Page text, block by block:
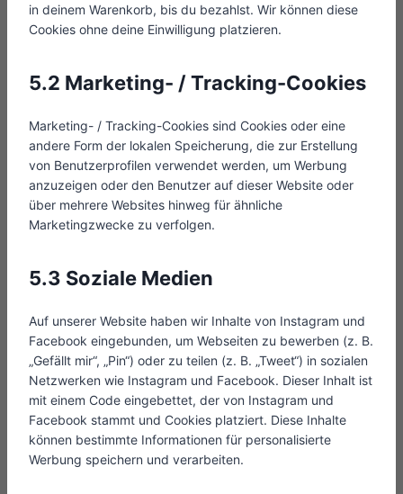
in deinem Warenkorb, bis du bezahlst. Wir können diese
Cookies ohne deine Einwilligung platzieren.
5.2 Marketing- / Tracking-Cookies
Marketing- / Tracking-Cookies sind Cookies oder eine
andere Form der lokalen Speicherung, die zur Erstellung
von Benutzerprofilen verwendet werden, um Werbung
anzuzeigen oder den Benutzer auf dieser Website oder
über mehrere Websites hinweg für ähnliche
Marketingzwecke zu verfolgen.
5.3 Soziale Medien
Auf unserer Website haben wir Inhalte von Instagram und
Facebook eingebunden, um Webseiten zu bewerben (z. B.
„Gefällt mir“, „Pin“) oder zu teilen (z. B. „Tweet“) in sozialen
Netzwerken wie Instagram und Facebook. Dieser Inhalt ist
mit einem Code eingebettet, der von Instagram und
Facebook stammt und Cookies platziert. Diese Inhalte
können bestimmte Informationen für personalisierte
Werbung speichern und verarbeiten.